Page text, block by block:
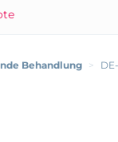
Behandlung >